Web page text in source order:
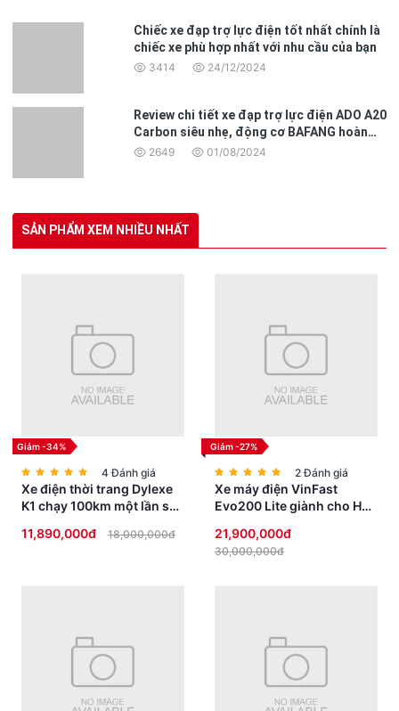
Chiếc xe đạp trợ lực điện tốt nhất chính là
chiếc xe phù hợp nhất với nhu cầu của bạn
3414 24/12/2024
Review chi tiết xe đạp trợ lực điện ADO A20
Carbon siêu nhẹ, động cơ BAFANG hoàn
toàn mới
2649 01/08/2024
SẢN PHẨM XEM NHIỀU NHẤT
Giảm -34%
4 Đánh giá
Xe điện thời trang Dylexe
K1 chạy 100km một lần sạc
11,890,000đ 18,000,000đ
Giảm -27%
2 Đánh giá
Xe máy điện VinFast
Evo200 Lite giành cho Học
21,900,000đ
30,000,000đ